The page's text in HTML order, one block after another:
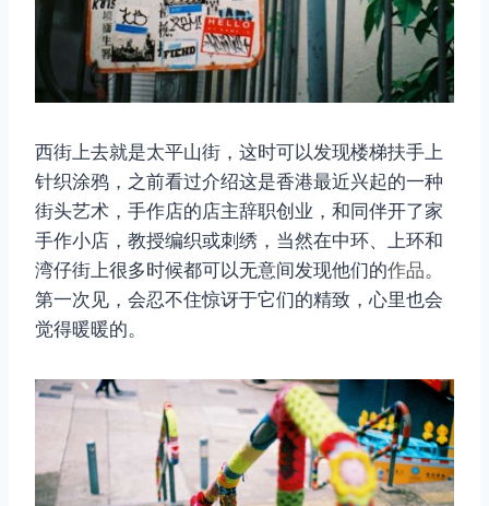
西街上去就是太平山街，这时可以发现楼梯扶手上
针织涂鸦，之前看过介绍这是香港最近兴起的一种
街头艺术，手作店的店主辞职创业，和同伴开了家
手作小店，教授编织或刺绣，当然在中环、上环和
湾仔街上很多时候都可以无意间发现他们的作品。
第一次见，会忍不住惊讶于它们的精致，心里也会
觉得暖暖的。